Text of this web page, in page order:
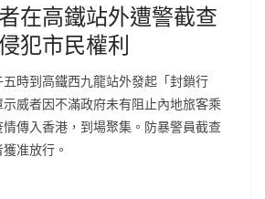
在高鐵站外遭警截查
犯市民權利
時到高鐵西九龍站外發起「封鎖行
威者因不滿政府未有阻止內地旅客乘
傳入香港，到場聚集。防暴警員截查
准放行。